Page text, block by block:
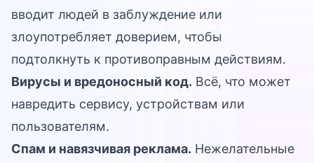
вводит людей в заблуждение или
злоупотребляет доверием, чтобы
подтолкнуть к противоправным действиям.
Вирусы и вредоносный код. Всё, что может
навредить сервису, устройствам или
пользователям.
Спам и навязчивая реклама. Нежелательные